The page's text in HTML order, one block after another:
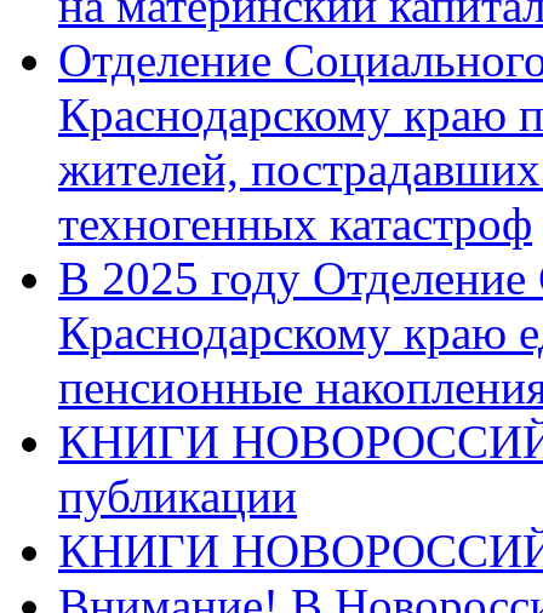
Отделение
Краснодарскому краю
жителей,
техногенных катастроф
В 2025 году
Краснодарскому краю
пенсионные
КНИГИ
публикации
КНИГИ